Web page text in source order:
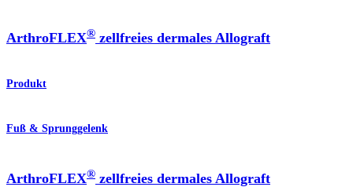
ArthroFLEX® zellfreies dermales Allograft
Produkt
Fuß & Sprunggelenk
ArthroFLEX® zellfreies dermales Allograft